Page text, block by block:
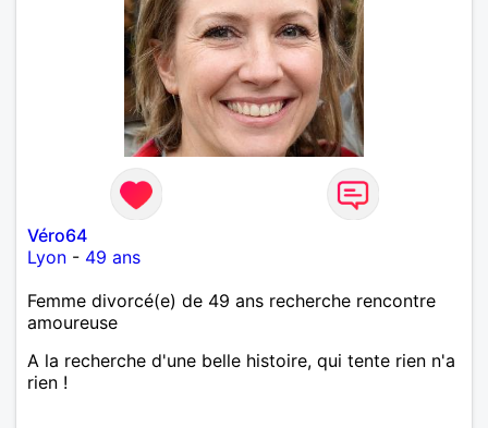
Véro64
Lyon - 49 ans
Femme divorcé(e) de 49 ans recherche rencontre
amoureuse
A la recherche d'une belle histoire, qui tente rien n'a
rien !